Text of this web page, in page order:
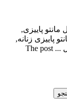
مانتو پاییزی,
پاییزی زنانه,
مانتوهای شیک زنانه, مدل مانتو پاییزی زنانه. مدل ... The post